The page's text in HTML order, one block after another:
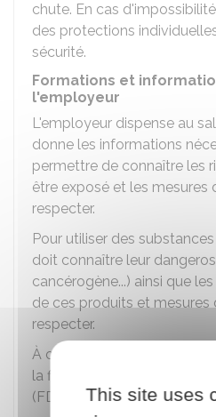
chute. En cas
des protections
sécurité.
Formations et
l'employeur
L'employeur dispense au
donne les informations
permettre de connaître les
être exposé et les mesures
respecter.
Pour utiliser des
doit connaître leur
cancérogène...) ainsi que
de ces produits et
respecter.
À cet effet, l'employeur
la fiche de données de
(FDS) qui reprend ces
This site uses